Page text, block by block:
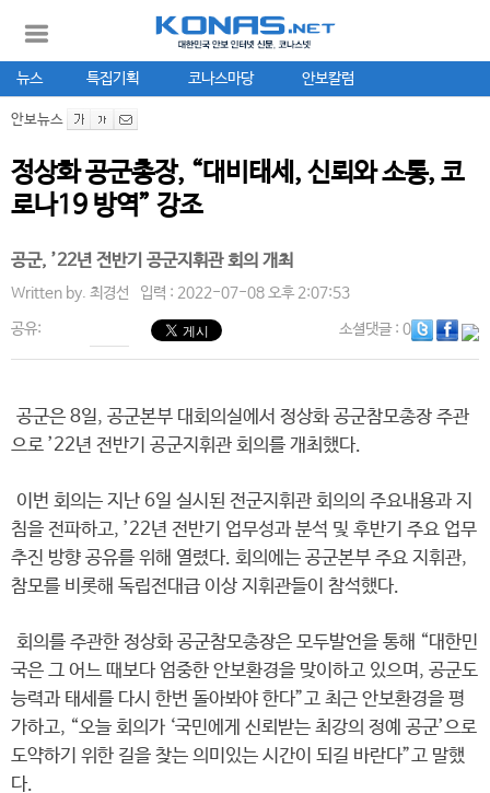
뉴스 특집기획 코나스마당 안보칼럼
안보뉴스
정상화 공군총장, “대비태세, 신뢰와 소통, 코
로나19 방역” 강조
공군, ’22년 전반기 공군지휘관 회의 개최
Written by. 최경선 입력 : 2022-07-08 오후 2:07:53
공유: 소셜댓글: 0
공군은 8일, 공군본부 대회의실에서 정상화 공군참모총장 주관
으로 ’22년 전반기 공군지휘관 회의를 개최했다.
이번 회의는 지난 6일 실시된 전군지휘관 회의의 주요내용과 지
침을 전파하고, ’22년 전반기 업무성과 분석 및 후반기 주요 업무
추진 방향 공유를 위해 열렸다. 회의에는 공군본부 주요 지휘관,
참모를 비롯해 독립전대급 이상 지휘관들이 참석했다.
회의를 주관한 정상화 공군참모총장은 모두발언을 통해 “대한민
국은 그 어느 때보다 엄중한 안보환경을 맞이하고 있으며, 공군도
능력과 태세를 다시 한번 돌아봐야 한다”고 최근 안보환경을 평
가하고, “오늘 회의가 ‘국민에게 신뢰받는 최강의 정예 공군’으로
도약하기 위한 길을 찾는 의미있는 시간이 되길 바란다”고 말했
다.